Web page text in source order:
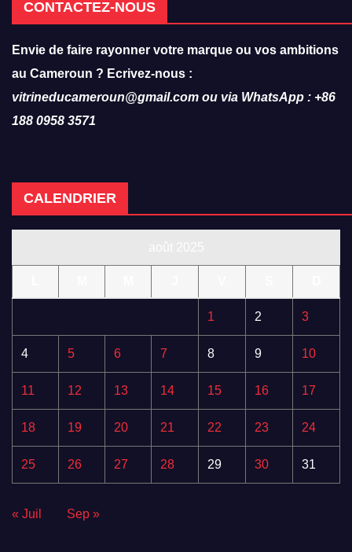
CONTACTEZ-NOUS
Envie de faire rayonner votre marque ou vos ambitions
au Cameroun ? Ecrivez-nous :
vitrineducameroun@gmail.com ou via WhatsApp : +86
188 0958 3571
CALENDRIER
1 2 3
4 5 6 7 8 9 10
11 12 13 14 15 16 17
18 19 20 21 22 23 24
25 26 27 28 29 30 31
« Juil Sep »